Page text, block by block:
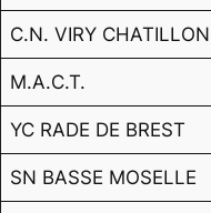
C.N. VIRY CHATILLON
M.A.C.T.
YC RADE DE BREST
SN BASSE MOSELLE